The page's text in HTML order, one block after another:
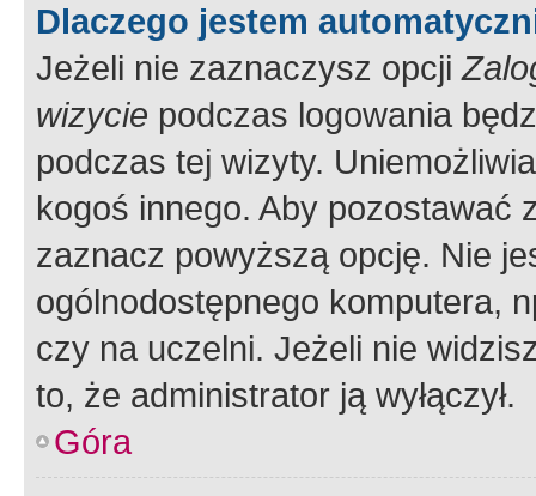
Dlaczego jestem
Jeżeli nie zaznaczysz opcji
wizycie podczas logowania
podczas tej wizyty.
kogoś innego. Aby pozostawać
zaznacz powyższą opcję. Nie
ogólnodostępnego komputera,
czy na uczelni. Jeżeli nie
to, że administrator ją wyłączył.
Góra